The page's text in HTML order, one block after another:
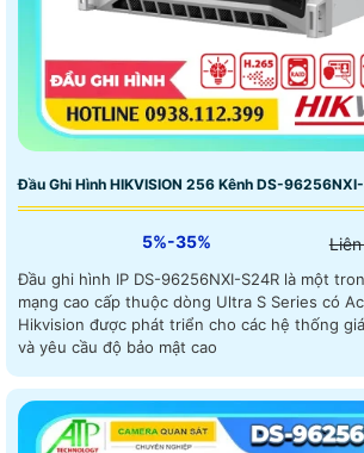
Đầu Ghi Hình HIKVISION 256 Kênh DS-
5%-35%
Đầu ghi hình IP DS-96256NXI-S24R là một
mạng cao cấp thuộc dòng Ultra S Series có
Hikvision được phát triển cho các hệ thống
và yêu cầu độ bảo mật cao